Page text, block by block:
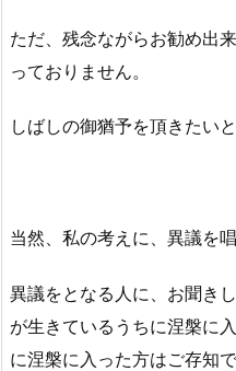
ただ、残念ながらお勧め出
っておりません。
しばしの御猶予を頂きたいと
当然、私の考えに、異議を
異議をとなる人に、お聞き
が生きているうちに涅槃に
に涅槃に入った方はご存知